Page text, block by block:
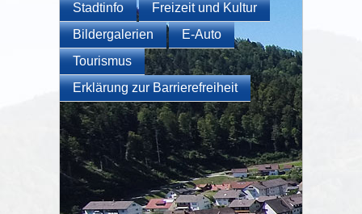
Stadtinfo
Freizeit und Kultur
Bildergalerien
E-Auto
Tourismus
Erklärung zur Barrierefreiheit